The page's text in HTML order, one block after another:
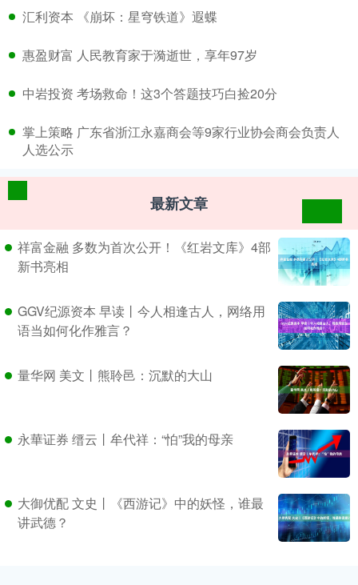
​汇利资本 《崩坏：星穹铁道》遐蝶
​惠盈财富 人民教育家于漪逝世，享年97岁
​中岩投资 考场救命！这3个答题技巧白捡20分
​掌上策略 广东省浙江永嘉商会等9家行业协会商会负责人
人选公示
最新文章
祥富金融 多数为首次公开！《红岩文库》4部
新书亮相
GGV纪源资本 早读丨今人相逢古人，网络用
语当如何化作雅言？
量华网 美文丨熊聆邑：沉默的大山
永華证券 缙云丨牟代祥：“怕”我的母亲
大御优配 文史丨《西游记》中的妖怪，谁最
讲武德？